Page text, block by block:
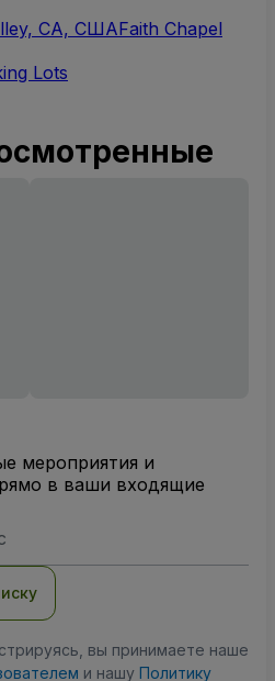
CA, СШАFaith Chapel
Lots
мероприятия и
в ваши входящие
вы принимаете наше
и нашу Политику